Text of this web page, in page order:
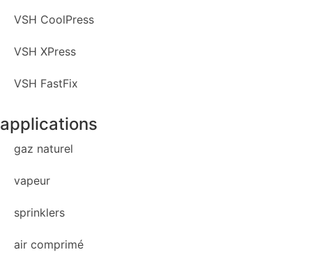
VSH CoolPress
VSH XPress
VSH FastFix
applications
gaz naturel
vapeur
sprinklers
air comprimé